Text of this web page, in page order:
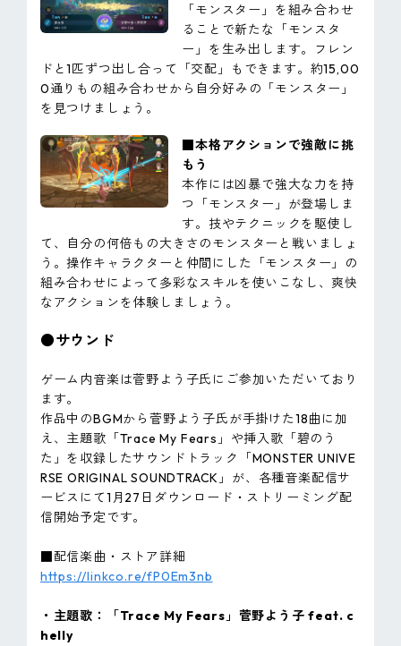
「モンスター」を組み合わせ
ることで新たな「モンスタ
ー」を生み出します。フレン
ドと1匹ずつ出し合って「交配」もできます。約15,00
0通りもの組み合わせから自分好みの「モンスター」
を見つけましょう。
■本格アクションで強敵に挑
もう
本作には凶暴で強大な力を持
つ「モンスター」が登場しま
す。技やテクニックを駆使し
て、自分の何倍もの大きさのモンスターと戦いましょ
う。操作キャラクターと仲間にした「モンスター」の
組み合わせによって多彩なスキルを使いこなし、爽快
なアクションを体験しましょう。
●サウンド
ゲーム内音楽は菅野よう子氏にご参加いただいており
ます。
作品中のBGMから菅野よう子氏が手掛けた18曲に加
え、主題歌「Trace My Fears」や挿入歌「碧のう
た」を収録したサウンドトラック「MONSTER UNIVE
RSE ORIGINAL SOUNDTRACK」が、各種音楽配信サ
ービスにて1月27日ダウンロード・ストリーミング配
信開始予定です。
■配信楽曲・ストア詳細
https://linkco.re/fP0Em3nb
・主題歌：「Trace My Fears」菅野よう子 feat. c
helly